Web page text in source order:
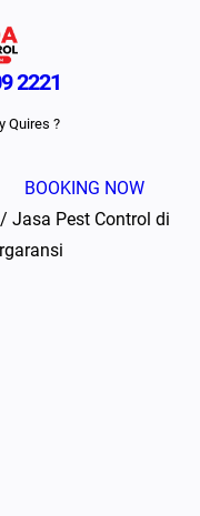
2221
Quires ?
BOOKING NOW
/ Jasa Pest Control di